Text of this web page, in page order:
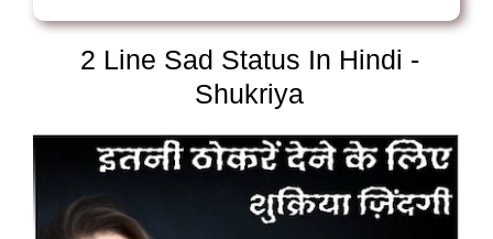
2 Line Sad Status In Hindi -
Shukriya